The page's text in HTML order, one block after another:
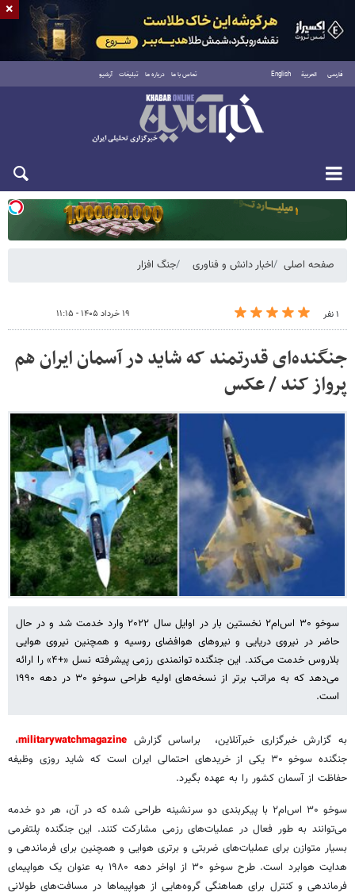
فارسی العربية English تماس با ما درباره ما تبلیغات آرشیو
یکشنبه ۱۸ مرداد ۱۴۰۵
صفحه اصلی اخبار دانش و فناوری جنگ افزار
۱ نفر ۱۹ خرداد ۱۴۰۵ - ۱۱:۱۵
جنگنده‌ای قدرتمند که شاید در آسمان ایران هم
پرواز کند / عکس
سوخو ۳۰ اس‌ام۲ نخستین بار در اوایل سال ۲۰۲۲ وارد خدمت شد و در حال
حاضر در نیروی دریایی و نیروهای هوافضای روسیه و همچنین نیروی هوایی
بلاروس خدمت می‌کند. این جنگنده توانمندی رزمی پیشرفته نسل «+۴» را ارائه
می‌دهد که به مراتب برتر از نسخه‌های اولیه طراحی سوخو ۳۰ در دهه ۱۹۹۰
است.
به گزارش خبرگزاری خبرآنلاین، براساس گزارشmilitarywatchmagazine، ‌
جنگنده‌ سوخو ۳۰ یکی از خریدهای احتمالی ایران است که شاید روزی وظیفه
حفاظت از آسمان کشور را به عهده بگیرد.
سوخو ۳۰ اس‌ام۲ با پیکربندی دو سرنشینه طراحی شده که در آن، هر دو خدمه
می‌توانند به طور فعال در عملیات‌های رزمی مشارکت کنند. این جنگنده پلتفرمی
بسیار متوازن برای عملیات‌های ضربتی و برتری هوایی و همچنین برای فرماندهی و
هدایت هوابرد است. طرح سوخو ۳۰ از اواخر دهه ۱۹۸۰ به عنوان یک هواپیمای
فرماندهی و کنترل برای هماهنگی گروه‌هایی از هواپیماها در مسافت‌های طولانی
×